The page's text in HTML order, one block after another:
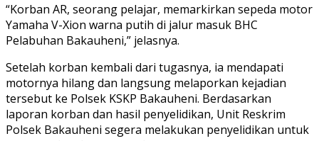
“Korban AR, seorang pelajar, memarkirkan sepeda motor
Yamaha V-Xion warna putih di jalur masuk BHC
Pelabuhan Bakauheni,” jelasnya.
Setelah korban kembali dari tugasnya, ia mendapati
motornya hilang dan langsung melaporkan kejadian
tersebut ke Polsek KSKP Bakauheni. Berdasarkan
laporan korban dan hasil penyelidikan, Unit Reskrim
Polsek Bakauheni segera melakukan penyelidikan untuk